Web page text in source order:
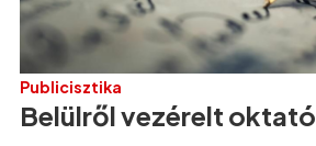
Publicisztika
Belülről vezérelt oktató